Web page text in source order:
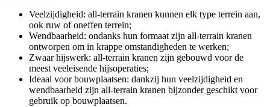
Veelzijdigheid: all-terrain kranen kunnen elk type terrein aan,
ook ruw of oneffen terrein;
Wendbaarheid: ondanks hun formaat zijn all-terrain kranen
ontworpen om in krappe omstandigheden te werken;
Zwaar hijswerk: all-terrain kranen zijn gebouwd voor de
meest veeleisende hijsoperaties;
Ideaal voor bouwplaatsen: dankzij hun veelzijdigheid en
wendbaarheid zijn all-terrain kranen bijzonder geschikt voor
gebruik op bouwplaatsen.